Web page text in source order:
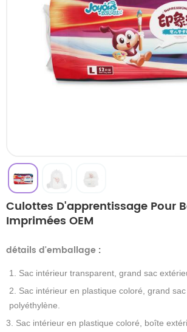
Culottes D'apprentissage Pour
Imprimées OEM
détails d'emballage :
1. Sac intérieur transparent, grand sac
2. Sac intérieur en plastique coloré, grand
polyéthylène.
3. Sac intérieur en plastique coloré, boîte